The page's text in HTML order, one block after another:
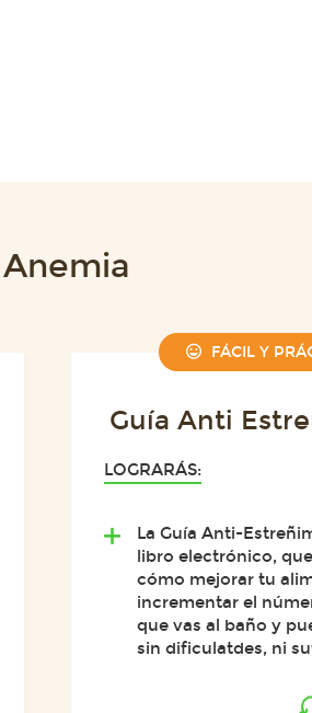
FÁCIL Y
Guía Anti
LOGRARÁS:
La Guía Anti-
libro electrónico,
cómo mejorar tu
incrementar el
que vas al baño y
sin dificulatdes, ni